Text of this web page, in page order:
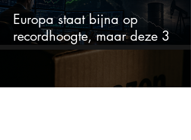
Europa staat bijna op
recordhoogte, maar deze 3
sectoren vallen nu op